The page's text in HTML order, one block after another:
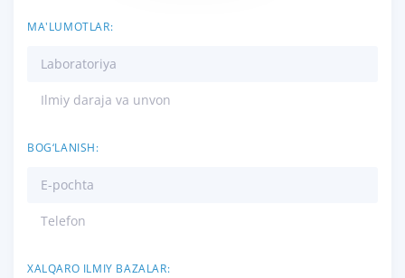
MA'LUMOTLAR:
Laboratoriya
Ilmiy daraja va unvon
BOG‘LANISH:
E-pochta
Telefon
XALQARO ILMIY BAZALAR: